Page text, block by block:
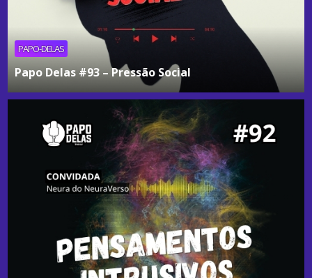
PAPO-DELAS
Papo Delas #93 – Pressão Social